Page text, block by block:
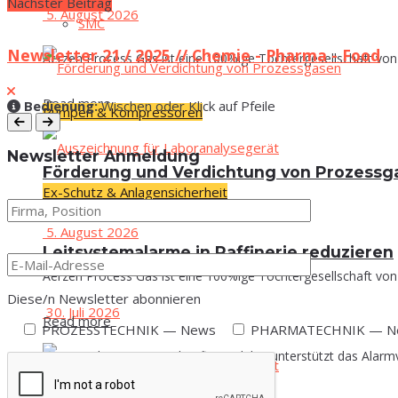
5. August 2026
Aerzen Process Gas ist eine 100%ige Tochtergesellschaft
Read more
Ex-Schutz & Anlagensicherheit
Leit­sys­tem­alar­me in Raf­fi­ne­rie reduzieren
30. Juli 2026
Emerson hat Rompetrol Rafinare dabei unterstützt das
SMC
Pumpen & Kompressoren
För­de­rung und Ver­dich­tung von
5. August 2026
Aerzen Process Gas ist eine 100%ige Tochtergesellschaft
Read more
Newsletter 21 / 2025 // Chemie - Pharma - Food
Bedie­nung:Wischen oder Klick auf Pfeile
News­let­ter Anmeldung
Diese/n News­let­ter abonnieren
PROZESSTECHNIK — News
PHARMATECHNIK —